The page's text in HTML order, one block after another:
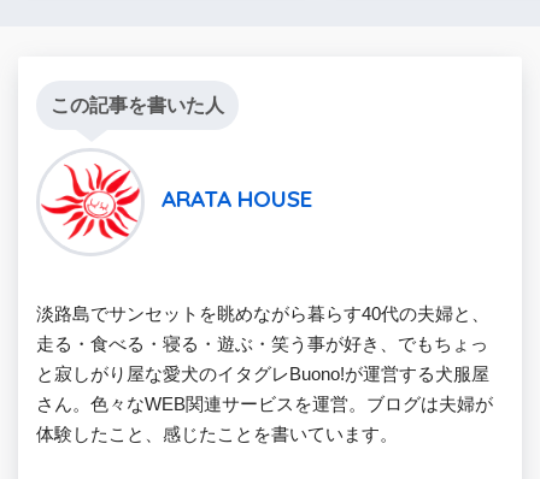
この記事を書いた人
ARATA HOUSE
淡路島でサンセットを眺めながら暮らす40代の夫婦と、
走る・食べる・寝る・遊ぶ・笑う事が好き、でもちょっ
と寂しがり屋な愛犬のイタグレBuono!が運営する犬服屋
さん。色々なWEB関連サービスを運営。ブログは夫婦が
体験したこと、感じたことを書いています。